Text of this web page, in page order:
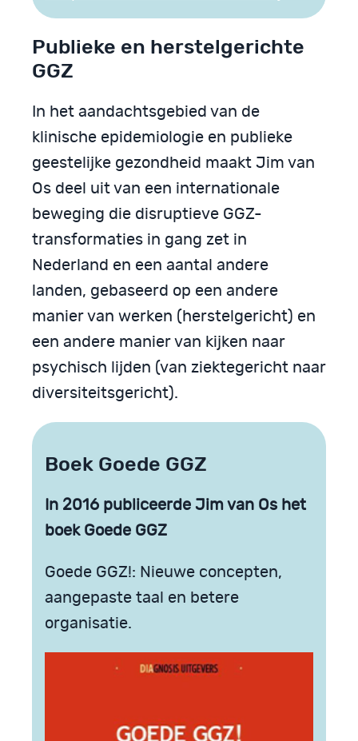
Publieke en herstelgerichte
GGZ
In het aandachtsgebied van de
klinische epidemiologie en publieke
geestelijke gezondheid maakt Jim van
Os deel uit van een internationale
beweging die disruptieve GGZ-
transformaties in gang zet in
Nederland en een aantal andere
landen, gebaseerd op een andere
manier van werken (herstelgericht) en
een andere manier van kijken naar
psychisch lijden (van ziektegericht naar
diversiteitsgericht).
Boek Goede GGZ
In 2016 publiceerde Jim van Os het
boek Goede GGZ
Goede GGZ!: Nieuwe concepten,
aangepaste taal en betere
organisatie.